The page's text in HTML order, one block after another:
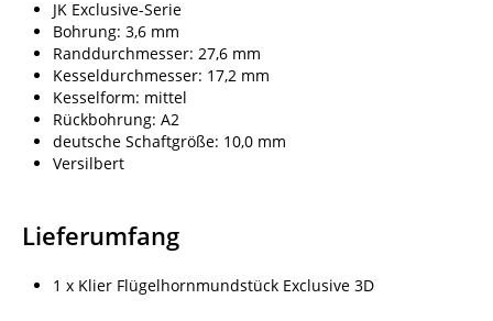
JK Exclusive-Serie
Bohrung: 3,6 mm
Randdurchmesser: 27,6 mm
Kesseldurchmesser: 17,2 mm
Kesselform: mittel
Rückbohrung: A2
deutsche Schaftgröße: 10,0 mm
Versilbert
Lieferumfang
1 x Klier Flügelhornmundstück Exclusive 3D